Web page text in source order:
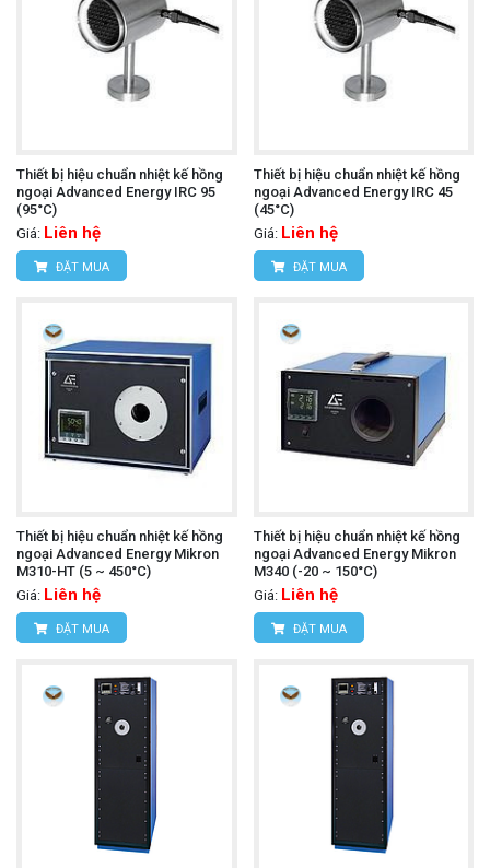
Thiết bị hiệu chuẩn nhiệt kế hồng
ngoại Advanced Energy IRC 95
(95°C)
Giá: Liên hệ
ĐẶT MUA
Thiết bị hiệu chuẩn nhiệt kế hồng
ngoại Advanced Energy IRC 45
(45°C)
Giá: Liên hệ
ĐẶT MUA
Thiết bị hiệu chuẩn nhiệt kế hồng
ngoại Advanced Energy Mikron
M310-HT (5 ~ 450°C)
Giá: Liên hệ
ĐẶT MUA
Thiết bị hiệu chuẩn nhiệt kế hồng
ngoại Advanced Energy Mikron
M340 (-20 ~ 150°C)
Giá: Liên hệ
ĐẶT MUA